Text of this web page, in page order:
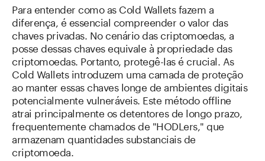
Para entender como as Cold Wallets fazem a
diferença, é essencial compreender o valor das
chaves privadas. No cenário das criptomoedas, a
posse dessas chaves equivale à propriedade das
criptomoedas. Portanto, protegê-las é crucial. As
Cold Wallets introduzem uma camada de proteção
ao manter essas chaves longe de ambientes digitais
potencialmente vulneráveis. Este método offline
atrai principalmente os detentores de longo prazo,
frequentemente chamados de "HODLers," que
armazenam quantidades substanciais de
criptomoeda.